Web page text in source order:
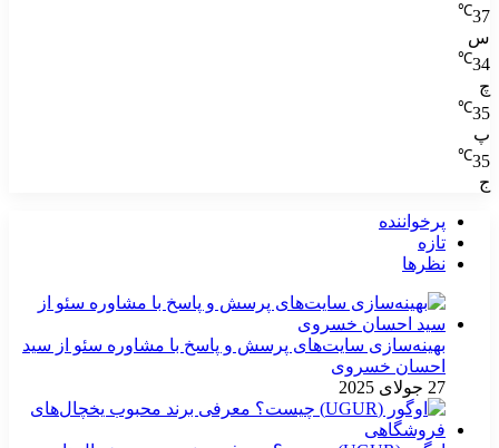
37
℃
س
34
℃
چ
35
℃
پ
35
℃
ج
پرخواننده
تازه
نظرها
بهینه‌سازی سایت‌های پرسش و پاسخ با مشاوره سئو از سید
احسان خسروی
27 جولای 2025